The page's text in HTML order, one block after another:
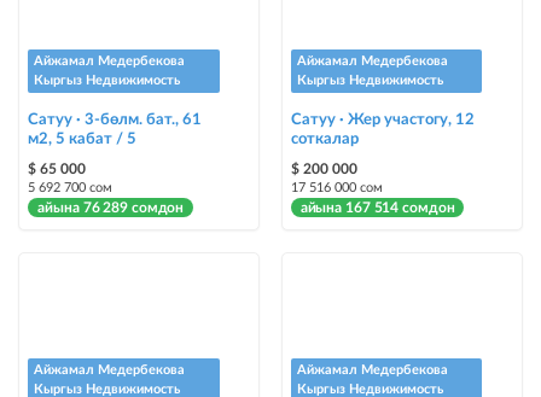
Айжамал Медербекова
Кыргыз Недвижимость
Сатуу · 3-бөлм. бат., 61
м2, 5 кабат / 5
$ 65 000
5 692 700 сом
айына 76 289 сомдон
Айжамал Медербекова
Кыргыз Недвижимость
Сатуу · Жер участогу, 12
соткалар
$ 200 000
17 516 000 сом
айына 167 514 сомдон
Айжамал Медербекова
Кыргыз Недвижимость
Айжамал Медербекова
Кыргыз Недвижимость